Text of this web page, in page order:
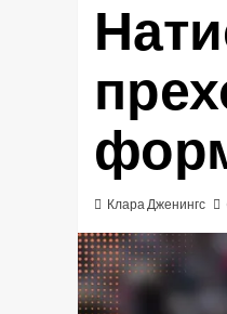
Клара Дженингс